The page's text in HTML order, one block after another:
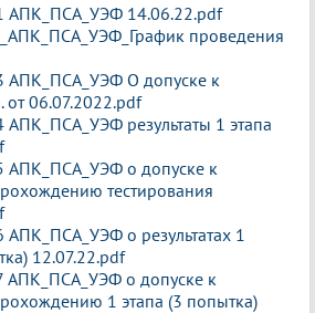
АПК_ПСА_УЭФ 14.06.22.pdf
проведения
АПК_ПСА_УЭФ О допуске к
от 06.07.2022.pdf
результаты 1 этапа
о допуске к
тестирования
о результатах 1
12.07.22.pdf
о допуске к
1 этапа (3 попытка)